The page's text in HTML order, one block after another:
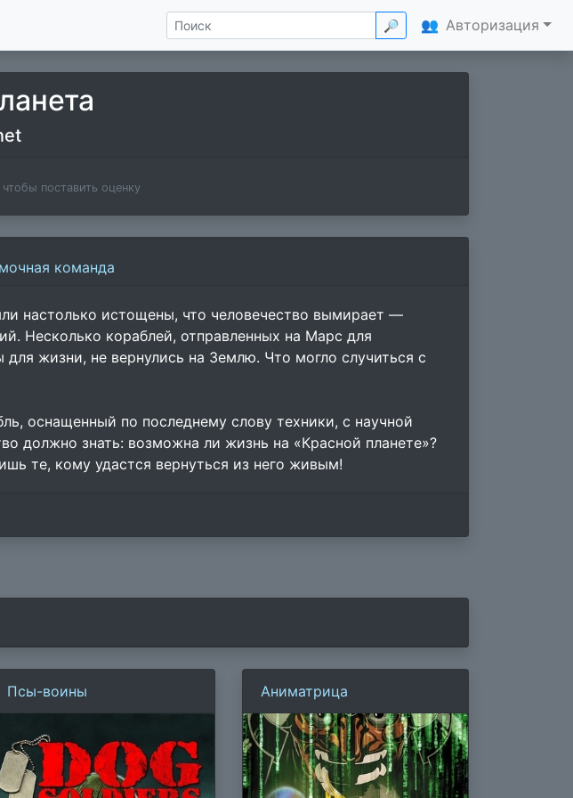
🔎 👥 Авторизация
поставить оценку
команда
настолько истощены, что человечество вымирает —
Несколько кораблей, отправленных на Марс для
для жизни, не вернулись на Землю. Что могло случиться с
оснащенный по последнему слову техники, с научной
должно знать: возможна ли жизнь на «Красной планете»?
те, кому удастся вернуться из него живым!
Псы-воины Аниматрица